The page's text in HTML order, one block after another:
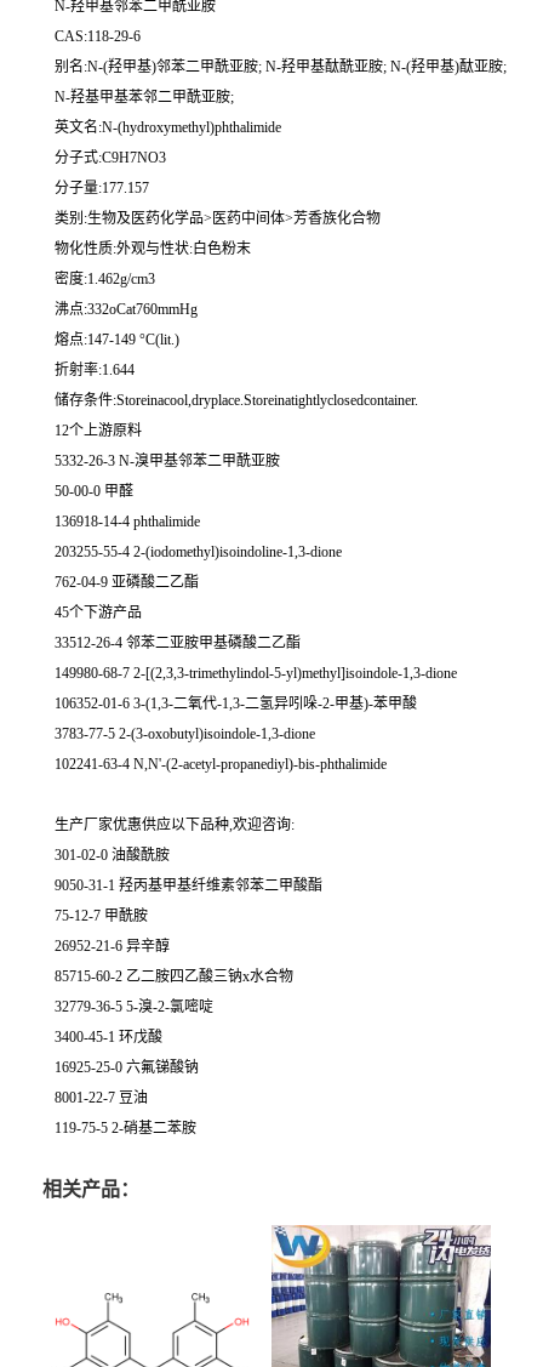
N-羟甲基邻苯二甲酰亚胺
CAS:118-29-6
别名:N-(羟甲基)邻苯二甲酰亚胺; N-羟甲基酞酰亚胺; N-(羟甲基)酞亚胺;
N-羟基甲基苯邻二甲酰亚胺;
英文名:N-(hydroxymethyl)phthalimide
分子式:C9H7NO3
分子量:177.157
类别:生物及医药化学品>医药中间体>芳香族化合物
物化性质:外观与性状:白色粉末
密度:1.462g/cm3
沸点:332oCat760mmHg
熔点:147-149 °C(lit.)
折射率:1.644
储存条件:Storeinacool,dryplace.Storeinatightlyclosedcontainer.
12个上游原料
5332-26-3 N-溴甲基邻苯二甲酰亚胺
50-00-0 甲醛
136918-14-4 phthalimide
203255-55-4 2-(iodomethyl)isoindoline-1,3-dione
762-04-9 亚磷酸二乙酯
45个下游产品
33512-26-4 邻苯二亚胺甲基磷酸二乙酯
149980-68-7 2-[(2,3,3-trimethylindol-5-yl)methyl]isoindole-1,3-dione
106352-01-6 3-(1,3-二氧代-1,3-二氢异吲哚-2-甲基)-苯甲酸
3783-77-5 2-(3-oxobutyl)isoindole-1,3-dione
102241-63-4 N,N'-(2-acetyl-propanediyl)-bis-phthalimide
生产厂家优惠供应以下品种,欢迎咨询:
301-02-0 油酸酰胺
9050-31-1 羟丙基甲基纤维素邻苯二甲酸酯
75-12-7 甲酰胺
26952-21-6 异辛醇
85715-60-2 乙二胺四乙酸三钠x水合物
32779-36-5 5-溴-2-氯嘧啶
3400-45-1 环戊酸
16925-25-0 六氟锑酸钠
8001-22-7 豆油
119-75-5 2-硝基二苯胺
相关产品：